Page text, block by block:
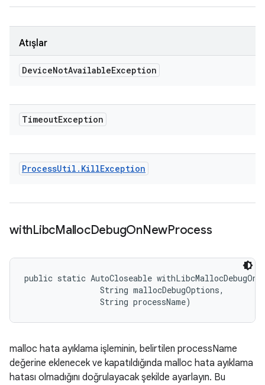
Atışlar
DeviceNotAvailableException
TimeoutException
ProcessUtil . KillException
withLibcMallocDebugOnNewProcess
public static AutoCloseable
                String mallocDebugOptions,
                String processName)
malloc hata ayıklama işleminin, belirtilen processName
değerine eklenecek ve kapatıldığında malloc hata ayıklama
hatası olmadığını doğrulayacak şekilde ayarlayın. Bu